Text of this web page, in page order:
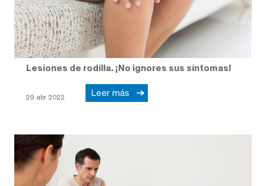
Lesiones de rodilla. ¡No ignores sus síntomas!
29 abr 2022 Leer más